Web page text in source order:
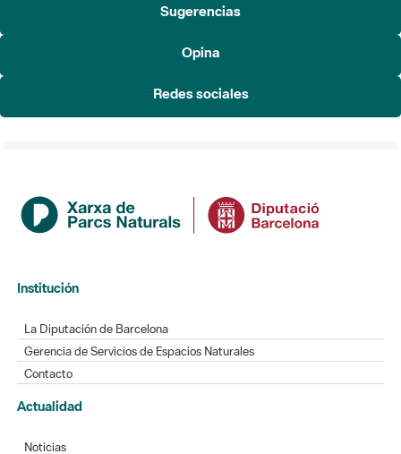
Sugerencias
Opina
Redes sociales
Institución
La Diputación de Barcelona
Gerencia de Servicios de Espacios Naturales
Contacto
Actualidad
Noticias